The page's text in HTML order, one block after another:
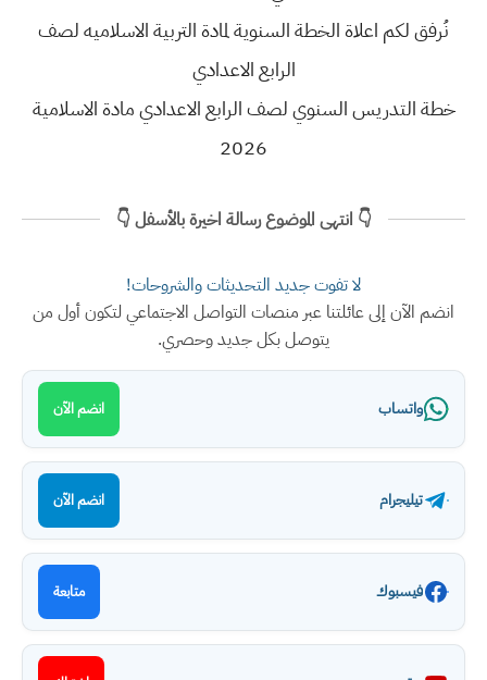
نُرفق لكم اعلاة الخطة السنوية لمادة التربية الاسلاميه لصف
الرابع الاعدادي
خطة التدريس السنوي لصف الرابع الاعدادي مادة الاسلامية
2026
👇 انتهى الموضوع رسالة اخيرة بالأسفل 👇
لا تفوت جديد التحديثات والشروحات!
انضم الآن إلى عائلتنا عبر منصات التواصل الاجتماعي لتكون أول من
يتوصل بكل جديد وحصري.
واتساب انضم الآن
تيليجرام انضم الآن
فيسبوك متابعة